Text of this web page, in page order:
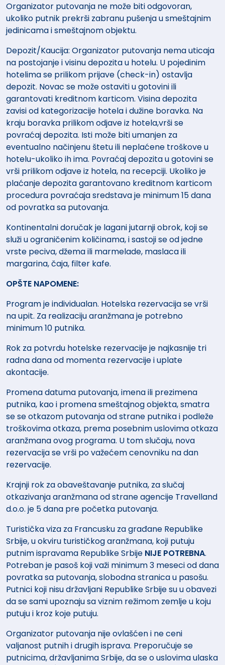
Organizator putovanja ne može biti odgovoran,
ukoliko putnik prekrši zabranu pušenja u smeštajnim
jedinicama i smeštajnom objektu.
Depozit/Kaucija: Organizator putovanja nema uticaja
na postojanje i visinu depozita u hotelu. U pojedinim
hotelima se prilikom prijave (check-in) ostavlja
depozit. Novac se može ostaviti u gotovini ili
garantovati kreditnom karticom. Visina depozita
zavisi od kategorizacije hotela i dužine boravka. Na
kraju boravka prilikom odjave iz hotela,vrši se
povraćaj depozita. Isti može biti umanjen za
eventualno načinjenu štetu ili neplaćene troškove u
hotelu-ukoliko ih ima. Povraćaj depozita u gotovini se
vrši prilikom odjave iz hotela, na recepciji. Ukoliko je
plaćanje depozita garantovano kreditnom karticom
procedura povraćaja sredstava je minimum 15 dana
od povratka sa putovanja.
Kontinentalni doručak je lagani jutarnji obrok, koji se
služi u ograničenim količinama, i sastoji se od jedne
vrste peciva, džema ili marmelade, maslaca ili
margarina, čaja, filter kafe.
OPŠTE NAPOMENE:
Program je individualan. Hotelska rezervacija se vrši
na upit. Za realizaciju aranžmana je potrebno
minimum 10 putnika.
Rok za potvrdu hotelske rezervacije je najkasnije tri
radna dana od momenta rezervacije i uplate
akontacije.
Promena datuma putovanja, imena ili prezimena
putnika, kao i promena smeštajnog objekta, smatra
se se otkazom putovanja od strane putnika i podleže
troškovima otkaza, prema posebnim uslovima otkaza
aranžmana ovog programa. U tom slučaju, nova
rezervacija se vrši po važećem cenovniku na dan
rezervacije.
Krajnji rok za obaveštavanje putnika, za slučaj
otkazivanja aranžmana od strane agencije Travelland
d.o.o. je 5 dana pre početka putovanja.
Turistička viza za Francusku za građane Republike
Srbije, u okviru turističkog aranžmana, koji putuju
putnim ispravama Republike Srbije NIJE POTREBNA.
Potreban je pasoš koji važi minimum 3 meseci od dana
povratka sa putovanja, slobodna stranica u pasošu.
Putnici koji nisu državljani Republike Srbije su u obavezi
da se sami upoznaju sa viznim režimom zemlje u koju
putuju i kroz koje putuju.
Organizator putovanja nije ovlašćen i ne ceni
valjanost putnih i drugih isprava. Preporučuje se
putnicima, državljanima Srbije, da se o uslovima ulaska